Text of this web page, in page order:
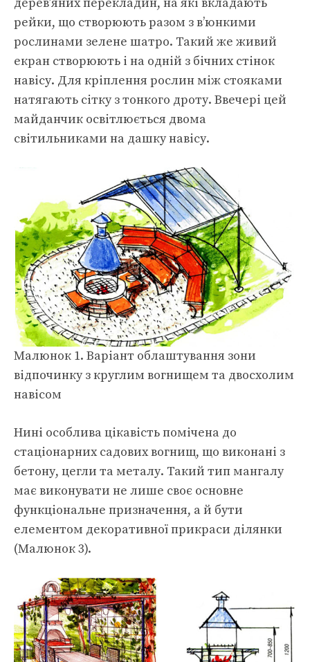
рейки, що створюють разом з в’юнкими
рослинами зелене шатро. Такий же живий
екран створюють і на одній з бічних стінок
навісу. Для кріплення рослин між стояками
натягають сітку з тонкого дроту. Ввечері цей
майданчик освітлюється двома
світильниками на дашку навісу.
Малюнок 1. Варіант облаштування зони
відпочинку з круглим вогнищем та двосхолим
навісом
Нині особлива цікавість помічена до
стаціонарних садових вогнищ, що виконані з
бетону, цегли та металу. Такий тип мангалу
має виконувати не лише своє основне
функціональне призначення, а й бути
елементом декоративної прикраси ділянки
(Малюнок 3).